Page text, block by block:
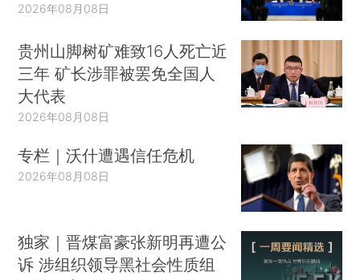
2026年08月08日
贵州山脚树矿难致16人死亡近
三年 矿长涉罪被罢免全国人
大代表
2026年08月08日
专栏｜沃什遭遇信任危机
2026年08月08日
独家｜晋煤富豪张新明再遭公
诉 涉组织领导黑社会性质组